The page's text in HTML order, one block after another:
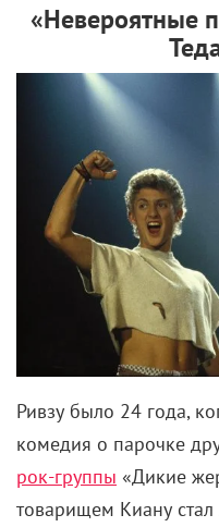
«Невероятные
Ривзу было 24 года,
комедия о парочке
рок-группы «Дикие
товарищем Киану